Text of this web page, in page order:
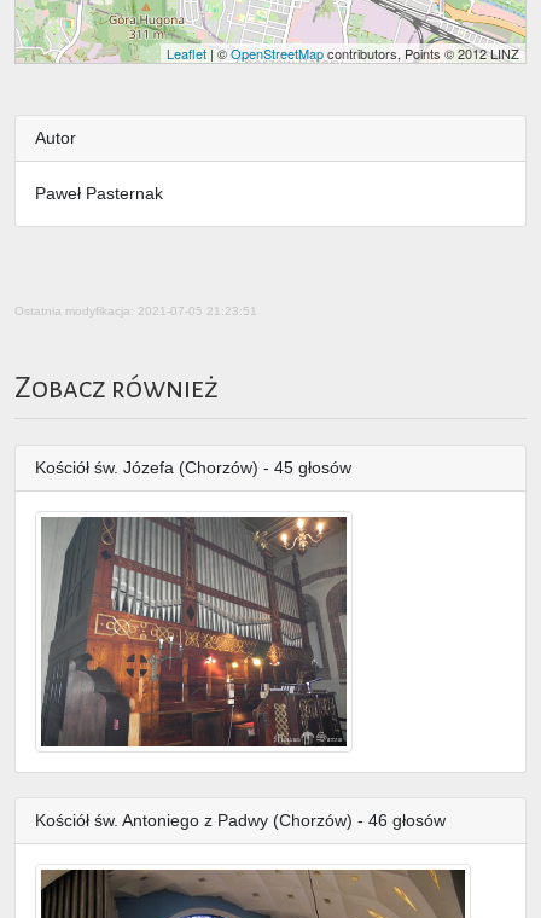
Leaflet | ©OpenStreetMapcontributors, Points © 2012 LINZ
Autor
Paweł Pasternak
Ostatnia modyfikacja: 2021-07-05 21:23:51
Zobacz również
Kościół św. Józefa (Chorzów) - 45 głosów
Kościół św. Antoniego z Padwy (Chorzów) - 46 głosów